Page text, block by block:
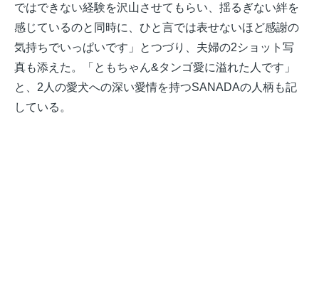
ではできない経験を沢山させてもらい、揺るぎない絆を
感じているのと同時に、ひと言では表せないほど感謝の
気持ちでいっぱいです」とつづり、夫婦の2ショット写
真も添えた。「ともちゃん&タンゴ愛に溢れた人です」
と、2人の愛犬への深い愛情を持つSANADAの人柄も記
している。